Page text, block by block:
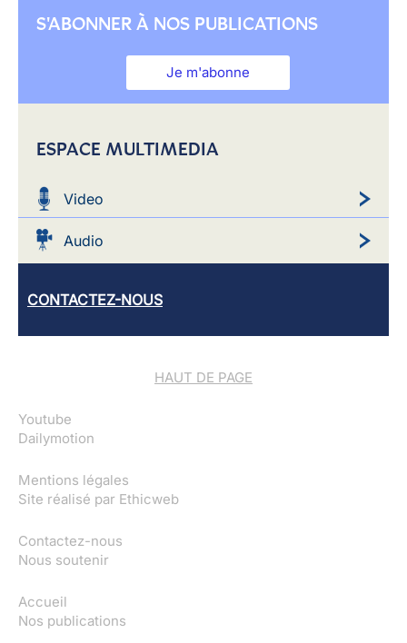
S'ABONNER À NOS PUBLICATIONS
Je m'abonne
ESPACE MULTIMEDIA
Video
Audio
CONTACTEZ-NOUS
HAUT DE PAGE
Youtube
Dailymotion
Mentions légales
Site réalisé par Ethicweb
Contactez-nous
Nous soutenir
Accueil
Nos publications